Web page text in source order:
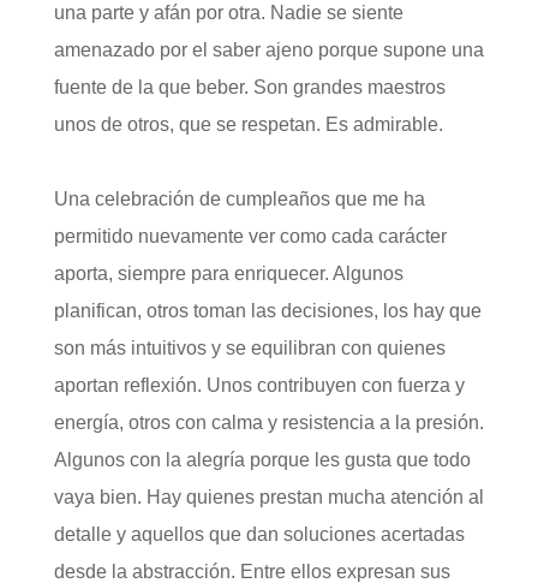
una parte y afán por otra. Nadie se siente
amenazado por el saber ajeno porque supone una
fuente de la que beber. Son grandes maestros
unos de otros, que se respetan. Es admirable.
Una celebración de cumpleaños que me ha
permitido nuevamente ver como cada carácter
aporta, siempre para enriquecer. Algunos
planifican, otros toman las decisiones, los hay que
son más intuitivos y se equilibran con quienes
aportan reflexión. Unos contribuyen con fuerza y
energía, otros con calma y resistencia a la presión.
Algunos con la alegría porque les gusta que todo
vaya bien. Hay quienes prestan mucha atención al
detalle y aquellos que dan soluciones acertadas
desde la abstracción. Entre ellos expresan sus